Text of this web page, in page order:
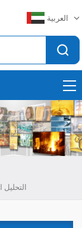
العربية